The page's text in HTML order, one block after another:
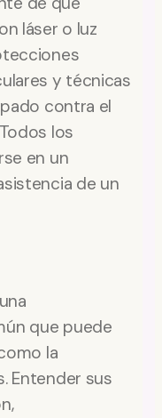
láser o luz
y técnicas
contra el
los
en un
de un
que puede
la
Entender sus